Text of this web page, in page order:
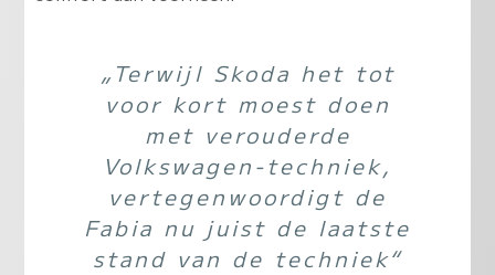
„Terwijl Skoda het tot
voor kort moest doen
met verouderde
Volkswagen-techniek,
vertegenwoordigt de
Fabia nu juist de laatste
stand van de techniek“